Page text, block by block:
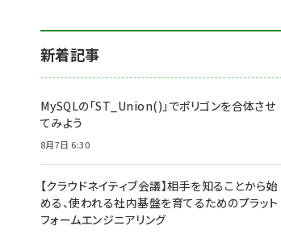
新着記事
MySQLの「ST_Union()」でポリゴンを合体させ
てみよう
8月7日 6:30
【クラウドネイティブ会議】相手を知ることから始
める、使われる社内基盤を育てるためのプラット
フォームエンジニアリング